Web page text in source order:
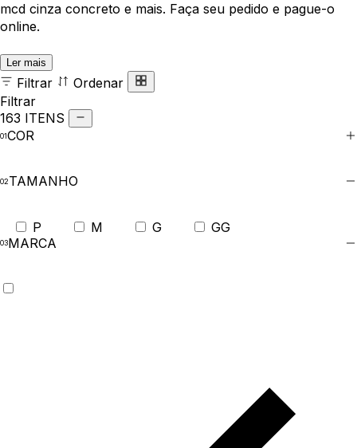
mcd cinza concreto e mais. Faça seu pedido e pague-o
online.
Ler mais
Filtrar
Ordenar
Filtrar
163 ITENS
COR
TAMANHO
P M G
GG
MARCA